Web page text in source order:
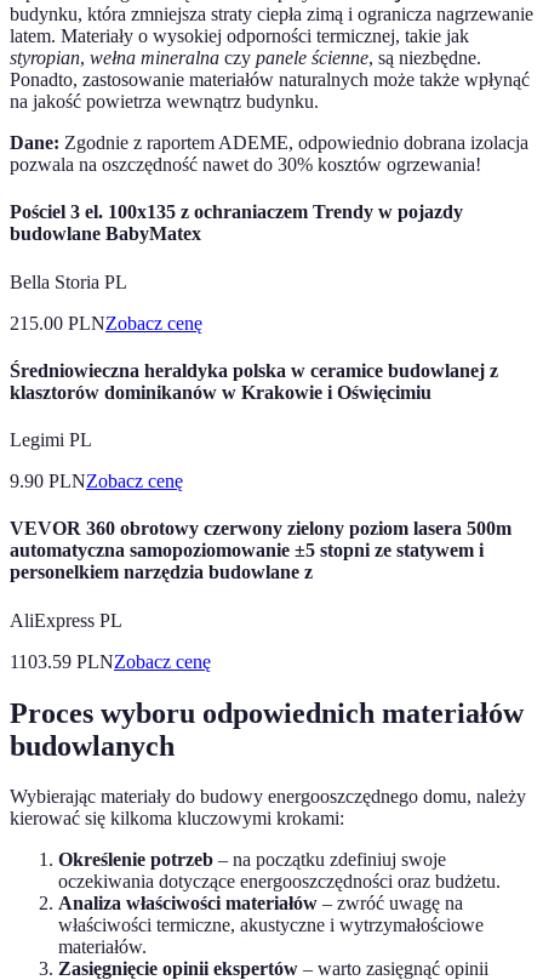
budynku, która zmniejsza straty ciepła zimą i ogranicza nagrzewanie
latem. Materiały o wysokiej odporności termicznej, takie jak
styropian, wełna mineralna czy panele ścienne, są niezbędne.
Ponadto, zastosowanie materiałów naturalnych może także wpłynąć
na jakość powietrza wewnątrz budynku.
Dane: Zgodnie z raportem ADEME, odpowiednio dobrana izolacja
pozwala na oszczędność nawet do 30% kosztów ogrzewania!
Pościel 3 el. 100x135 z ochraniaczem Trendy w pojazdy
budowlane BabyMatex
Bella Storia PL
215.00 PLNZobacz cenę
Średniowieczna heraldyka polska w ceramice budowlanej z
klasztorów dominikanów w Krakowie i Oświęcimiu
Legimi PL
9.90 PLNZobacz cenę
VEVOR 360 obrotowy czerwony zielony poziom lasera 500m
automatyczna samopoziomowanie ±5 stopni ze statywem i
personelkiem narzędzia budowlane z
AliExpress PL
1103.59 PLNZobacz cenę
Proces wyboru odpowiednich materiałów
budowlanych
Wybierając materiały do budowy energooszczędnego domu, należy
kierować się kilkoma kluczowymi krokami:
Określenie potrzeb – na początku zdefiniuj swoje
oczekiwania dotyczące energooszczędności oraz budżetu.
Analiza właściwości materiałów – zwróć uwagę na
właściwości termiczne, akustyczne i wytrzymałościowe
materiałów.
Zasięgnięcie opinii ekspertów – warto zasięgnąć opinii